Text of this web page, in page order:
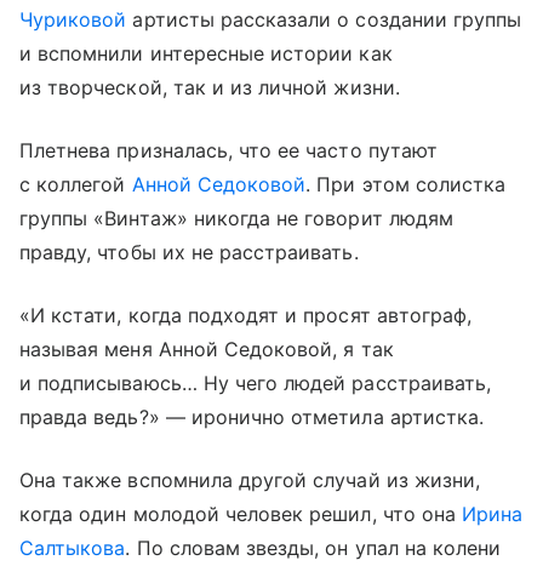
Чуриковой артисты рассказали о создании группы
и вспомнили интересные истории как
из творческой, так и из личной жизни.
Плетнева призналась, что ее часто путают
с коллегой Анной Седоковой. При этом солистка
группы «Винтаж» никогда не говорит людям
правду, чтобы их не расстраивать.
«И кстати, когда подходят и просят автограф,
называя меня Анной Седоковой, я так
и подписываюсь… Ну чего людей расстраивать,
правда ведь?» — иронично отметила артистка.
Она также вспомнила другой случай из жизни,
когда один молодой человек решил, что она Ирина
Салтыкова. По словам звезды, он упал на колени